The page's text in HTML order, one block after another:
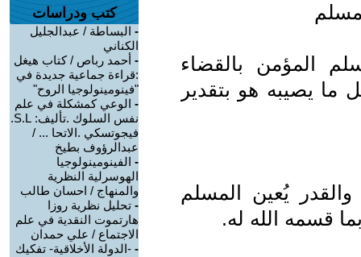
المؤمن بالقضاء
ما يصيبه هو بتقدير
والقدر يُعين المسلم
قسمه الله له.
كتب ودراسات
- البساطة / عبدالجليل
الكناني
- أحمد رباص / كتاب هيغل
:قراءة جماعية جديدة في
"فينومينولوجيا الروح"
- الوعي كمشكلة في علم
نفس السلوك .تأليف: S.L.
فيجوتسكي .الاتحا ... /
عبدالرؤوف بطيخ
- الفينومينولوجيا
الهوسرلية النظرية
والمنهاج / احسان طالب
- تحليل نظرية روزا
هارتموت النقدية في علم
الاجتماع / علي حمدان
- -الدولة الأخلاقية- تفكيك